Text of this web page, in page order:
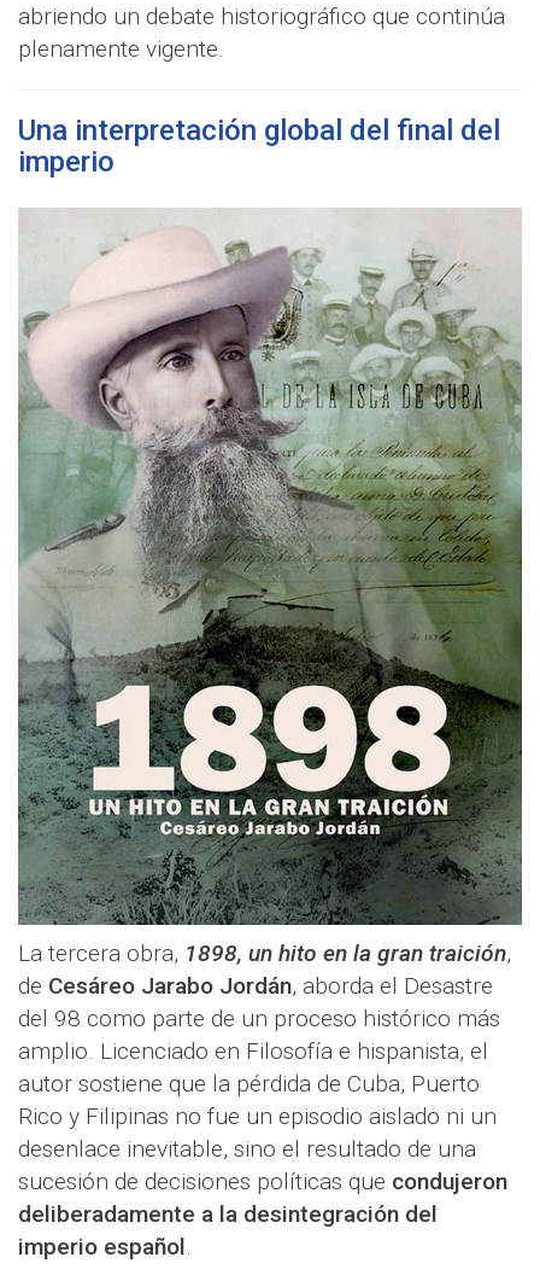
abriendo un debate historiográfico que continúa
plenamente vigente.
Una interpretación global del final del
imperio
La tercera obra, 1898, un hito en la gran traición,
de Cesáreo Jarabo Jordán, aborda el Desastre
del 98 como parte de un proceso histórico más
amplio. Licenciado en Filosofía e hispanista, el
autor sostiene que la pérdida de Cuba, Puerto
Rico y Filipinas no fue un episodio aislado ni un
desenlace inevitable, sino el resultado de una
sucesión de decisiones políticas que condujeron
deliberadamente a la desintegración del
imperio español.